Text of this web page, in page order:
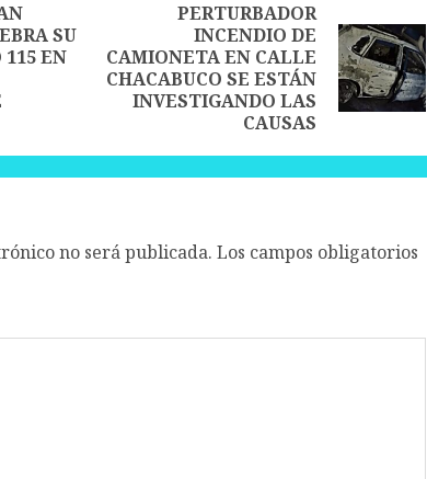
Previous
post:
SU
115 EN
Next
post:
PERTURBADOR
INCENDIO DE
CAMIONETA EN CALLE
CHACABUCO SE ESTÁN
INVESTIGANDO LAS
CAUSAS
no será publicada. Los campos obligatorios